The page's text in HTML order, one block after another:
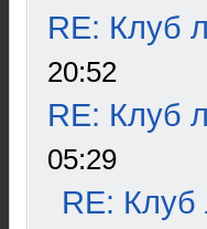
RE: Клуб
20:52
RE: Клуб
05:29
RE: Клуб